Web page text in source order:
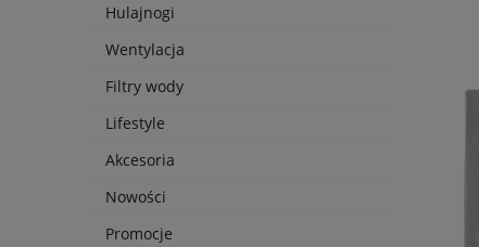
Hulajnogi
Wentylacja
Filtry wody
Lifestyle
Akcesoria
Nowości
Promocje